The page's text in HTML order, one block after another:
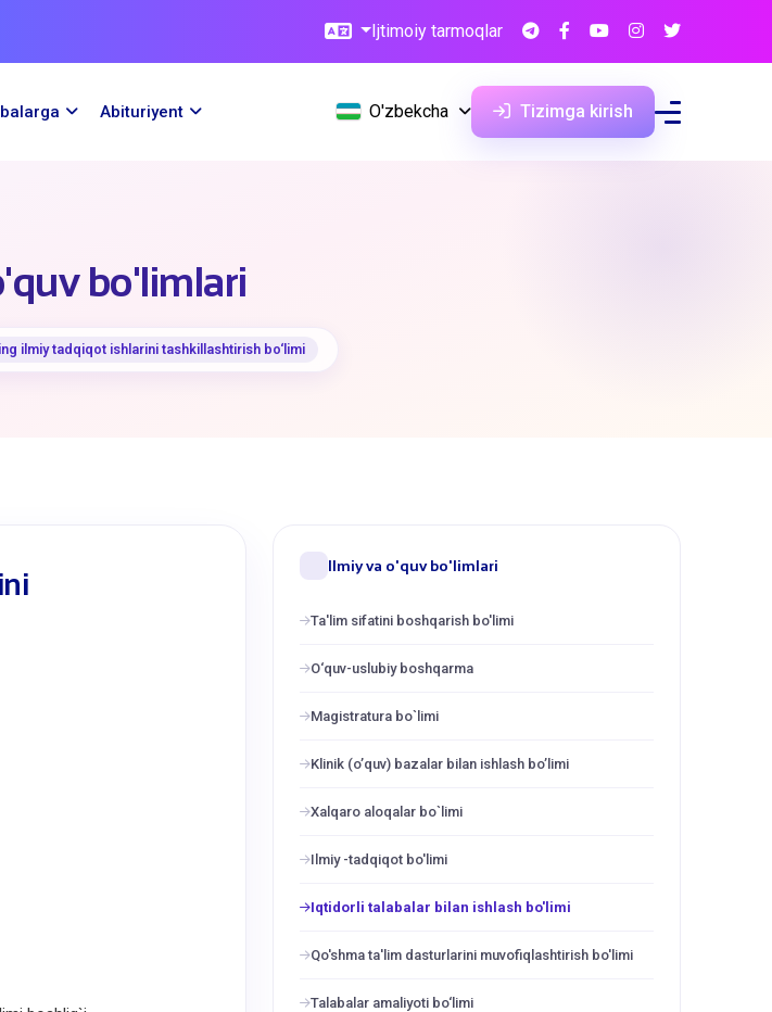
Ijtimoiy tarmoqlar
Abituriyent O'zbekcha Tizimga kirish
bo'limlari
ilmiy tadqiqot ishlarini tashkillashtirish bo‘limi
Ilmiy va o'quv bo'limlari
Ta'lim sifatini boshqarish bo'limi
O‘quv-uslubiy boshqarma
Magistratura bo`limi
Klinik (o’quv) bazalar bilan ishlash bo’limi
Xalqaro aloqalar bo`limi
Ilmiy -tadqiqot bo'limi
Iqtidorli talabalar bilan ishlash bo'limi
Qo'shma ta'lim dasturlarini muvofiqlashtirish bo'limi
Talabalar amaliyoti bo‘limi